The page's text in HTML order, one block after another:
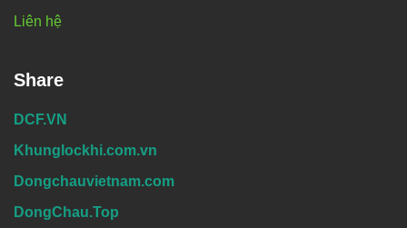
Liên hệ
Share
DCF.VN
Khunglockhi.com.vn
Dongchauvietnam.com
DongChau.Top